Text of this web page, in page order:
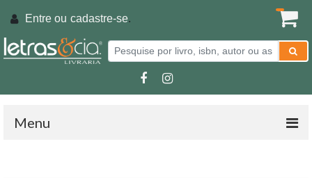
Entre ou cadastre-se.
Menu